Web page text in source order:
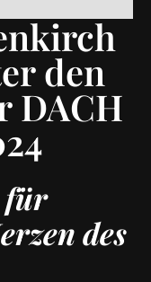
den
DACH
für
des